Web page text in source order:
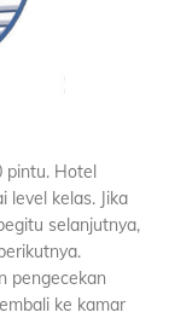
pintu. Hotel
level kelas. Jika
selanjutnya,
pengecekan
ke kamar